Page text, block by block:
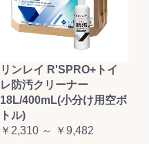
リンレイ R'SPRO+トイ
レ防汚クリーナー
18L/400mL(小分け用空ボ
トル)
￥2,310 ～ ￥9,482